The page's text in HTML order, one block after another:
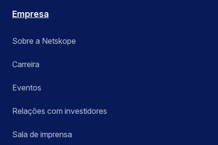
Empresa
Sobre a Netskope
Carreira
Eventos
Relações com investidores
Sala de imprensa